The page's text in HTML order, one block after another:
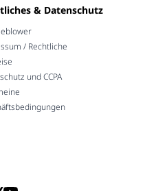
& Datenschutz
/ Rechtliche
und CCPA